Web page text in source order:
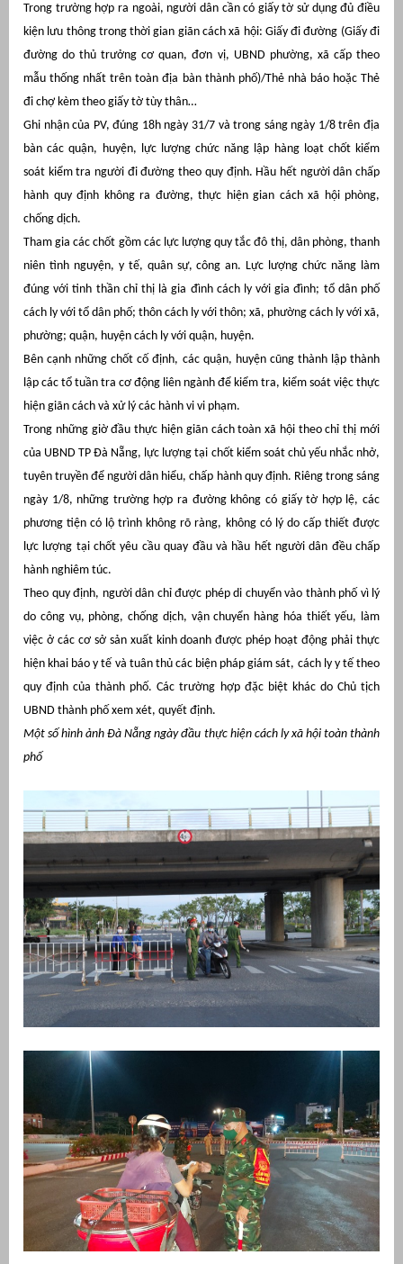
Trong trường hợp ra ngoài, người dân cần có giấy tờ sử dụng đủ điều
kiện lưu thông trong thời gian giãn cách xã hội: Giấy đi đường (Giấy đi
đường do thủ trưởng cơ quan, đơn vị, UBND phường, xã cấp theo
mẫu thống nhất trên toàn địa bàn thành phố)/Thẻ nhà báo hoặc Thẻ
đi chợ kèm theo giấy tờ tùy thân…
Ghi nhận của PV, đúng 18h ngày 31/7 và trong sáng ngày 1/8 trên địa
bàn các quận, huyện, lực lượng chức năng lập hàng loạt chốt kiểm
soát kiểm tra người đi đường theo quy định. Hầu hết người dân chấp
hành quy định không ra đường, thực hiện gian cách xã hội phòng,
chống dịch.
Tham gia các chốt gồm các lực lượng quy tắc đô thị, dân phòng, thanh
niên tình nguyện, y tế, quân sự, công an. Lực lượng chức năng làm
đúng với tinh thần chỉ thị là gia đình cách ly với gia đình; tổ dân phố
cách ly với tổ dân phố; thôn cách ly với thôn; xã, phường cách ly với xã,
phường; quận, huyện cách ly với quận, huyện.
Bên cạnh những chốt cố định, các quận, huyện cũng thành lập thành
lập các tổ tuần tra cơ động liên ngành để kiểm tra, kiểm soát việc thực
hiện giãn cách và xử lý các hành vi vi phạm.
Trong những giờ đầu thực hiện giãn cách toàn xã hội theo chỉ thị mới
của UBND TP Đà Nẵng, lực lượng tại chốt kiểm soát chủ yếu nhắc nhở,
tuyên truyền để người dân hiểu, chấp hành quy định. Riêng trong sáng
ngày 1/8, những trường hợp ra đường không có giấy tờ hợp lệ, các
phương tiện có lộ trình không rõ ràng, không có lý do cấp thiết được
lực lượng tại chốt yêu cầu quay đầu và hầu hết người dân đều chấp
hành nghiêm túc.
Theo quy định, người dân chỉ được phép di chuyển vào thành phố vì lý
do công vụ, phòng, chống dịch, vận chuyển hàng hóa thiết yếu, làm
việc ở các cơ sở sản xuất kinh doanh được phép hoạt động phải thực
hiện khai báo y tế và tuân thủ các biện pháp giám sát, cách ly y tế theo
quy định của thành phố. Các trường hợp đặc biệt khác do Chủ tịch
UBND thành phố xem xét, quyết định.
Một số hình ảnh Đà Nẵng ngày đầu thực hiện cách ly xã hội toàn thành
phố